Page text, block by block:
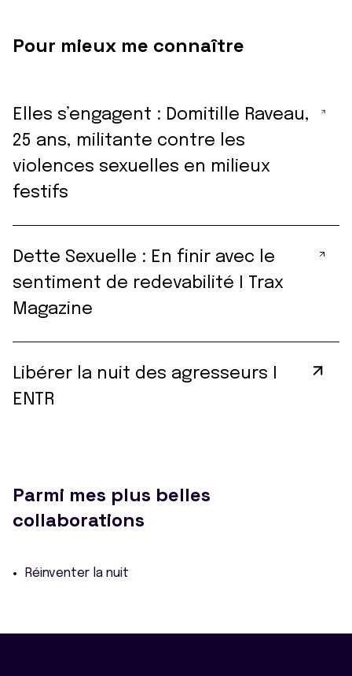
Pour mieux me connaître
Elles s’engagent : Domitille Raveau,
25 ans, militante contre les
violences sexuelles en milieux
festifs
Dette Sexuelle : En finir avec le
sentiment de redevabilité I Trax
Magazine
Libérer la nuit des agresseurs I
ENTR
Parmi mes plus belles
collaborations
Réinventer la nuit